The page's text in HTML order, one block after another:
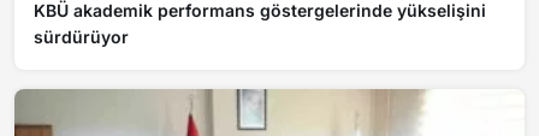
KBÜ akademik performans göstergelerinde yükselişini
sürdürüyor